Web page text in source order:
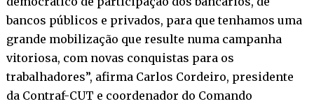
bancos públicos e privados, para que tenhamos uma
grande mobilização que resulte numa campanha
vitoriosa, com novas conquistas para os
trabalhadores”, afirma Carlos Cordeiro, presidente
da Contraf-CUT e coordenador do Comando